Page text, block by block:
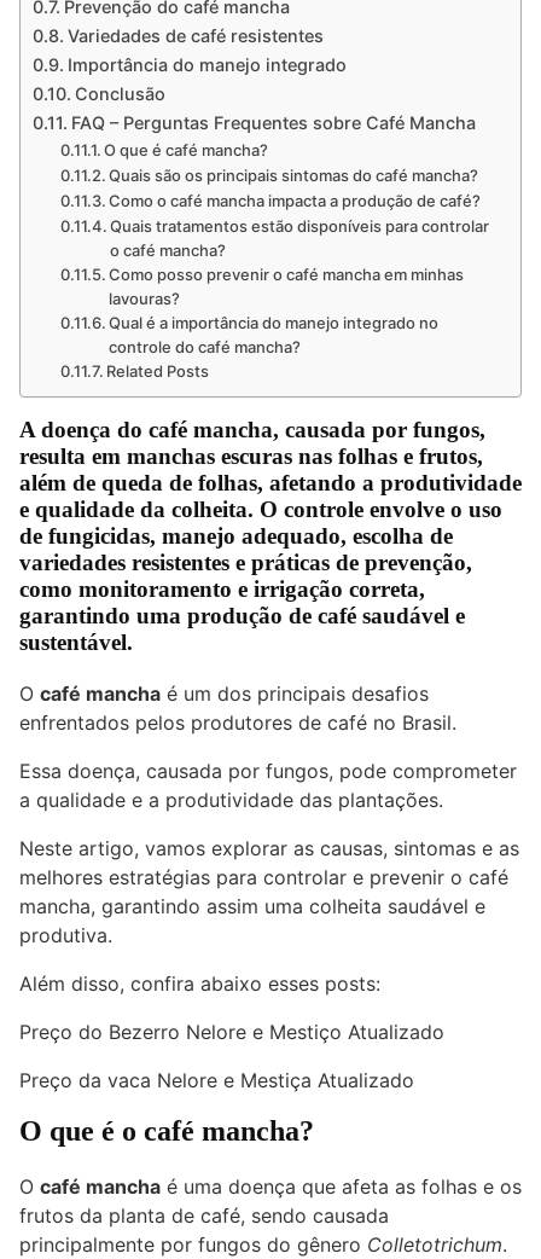
Prevenção do café mancha
Variedades de café resistentes
Importância do manejo integrado
Conclusão
FAQ – Perguntas Frequentes sobre Café Mancha
O que é café mancha?
Quais são os principais sintomas do café mancha?
Como o café mancha impacta a produção de café?
Quais tratamentos estão disponíveis para controlar
o café mancha?
Como posso prevenir o café mancha em minhas
lavouras?
Qual é a importância do manejo integrado no
controle do café mancha?
Related Posts
A doença do café mancha, causada por fungos,
resulta em manchas escuras nas folhas e frutos,
além de queda de folhas, afetando a produtividade
e qualidade da colheita. O controle envolve o uso
de fungicidas, manejo adequado, escolha de
variedades resistentes e práticas de prevenção,
como monitoramento e irrigação correta,
garantindo uma produção de café saudável e
sustentável.
O café mancha é um dos principais desafios
enfrentados pelos produtores de café no Brasil.
Essa doença, causada por fungos, pode comprometer
a qualidade e a produtividade das plantações.
Neste artigo, vamos explorar as causas, sintomas e as
melhores estratégias para controlar e prevenir o café
mancha, garantindo assim uma colheita saudável e
produtiva.
Além disso, confira abaixo esses posts:
Preço do Bezerro Nelore e Mestiço Atualizado
Preço da vaca Nelore e Mestiça Atualizado
O que é o café mancha?
O café mancha é uma doença que afeta as folhas e os
frutos da planta de café, sendo causada
principalmente por fungos do gênero Colletotrichum.